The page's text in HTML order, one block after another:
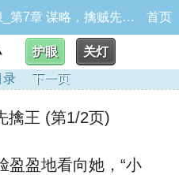
我重生后在豪门兴风作浪_第7章 谋略，擒贼先擒王 首页
护眼
关灯
录 下一页
王 (第1/2页)
盈地看向她，“小